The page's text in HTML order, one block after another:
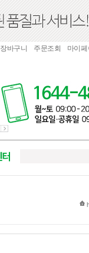
장바구니 주문조회 마이페
현